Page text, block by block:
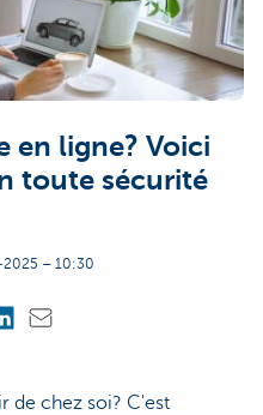
en ligne? Voici
toute sécurité
– 10:30
de chez soi? C'est